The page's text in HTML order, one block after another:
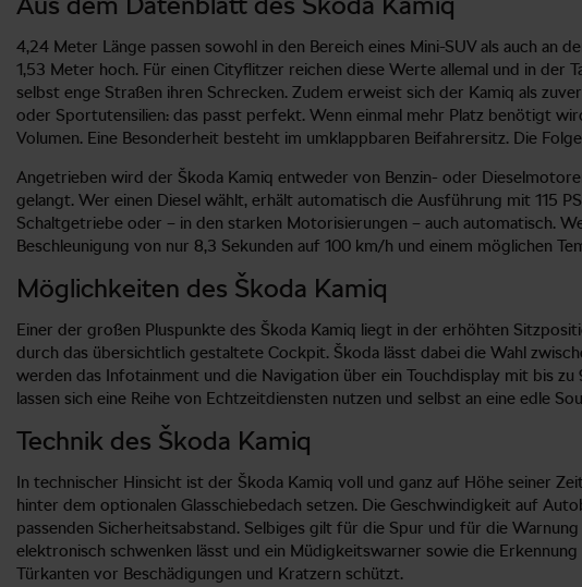
4,24 Meter Länge passen sowohl in den Bereich eines Mini-SUV als auch
1,53 Meter hoch. Für einen Cityflitzer reichen diese Werte allemal und in der
selbst enge Straßen ihren Schrecken. Zudem erweist sich der Kamiq als
oder Sportutensilien: das passt perfekt. Wenn einmal mehr Platz benötigt
Volumen. Eine Besonderheit besteht im umklappbaren Beifahrersitz. Die
Angetrieben wird der Škoda Kamiq entweder von Benzin- oder
gelangt. Wer einen Diesel wählt, erhält automatisch die Ausführung mit 115
Schaltgetriebe oder – in den starken Motorisierungen – auch automatisch.
Beschleunigung von nur 8,3 Sekunden auf 100 km/h und einem möglichen
Möglichkeiten des Škoda Kamiq
Einer der großen Pluspunkte des Škoda Kamiq liegt in der erhöhten
durch das übersichtlich gestaltete Cockpit. Škoda lässt dabei die Wahl
werden das Infotainment und die Navigation über ein Touchdisplay mit bis
lassen sich eine Reihe von Echtzeitdiensten nutzen und selbst an eine edle
Technik des Škoda Kamiq
In technischer Hinsicht ist der Škoda Kamiq voll und ganz auf Höhe seiner
hinter dem optionalen Glasschiebedach setzen. Die Geschwindigkeit auf
passenden Sicherheitsabstand. Selbiges gilt für die Spur und für die
elektronisch schwenken lässt und ein Müdigkeitswarner sowie die
Türkanten vor Beschädigungen und Kratzern schützt.